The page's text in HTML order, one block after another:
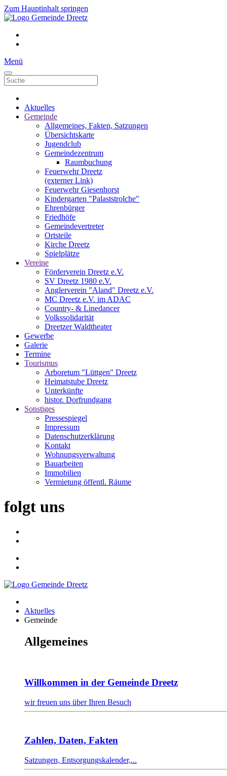
Zum Hauptinhalt springen
Menü
Aktuelles
Gemeinde
Allgemeines, Fakten, Satzungen
Übersichtskarte
Jugendclub
Gemeindezentrum
Raumbuchung
Feuerwehr Dreetz
(externer Link)
Feuerwehr Giesenhorst
Kindergarten "Palaststrolche"
Ehrenbürger
Friedhöfe
Gemeindevertreter
Ortsteile
Kirche Dreetz
Spielplätze
Vereine
Förderverein Dreetz e.V.
SV Dreetz 1980 e.V.
Anglerverein "Aland" Dreetz e.V.
MC Dreetz e.V. im ADAC
Country- & Linedancer
Volkssolidarität
Dreetzer Waldtheater
Gewerbe
Galerie
Termine
Tourismus
Arboretum "Lüttgen" Dreetz
Heimatstube Dreetz
Unterkünfte
histor. Dorfrundgang
Sonstiges
Pressespiegel
Impressum
Datenschutzerklärung
Kontakt
Wohnungsverwaltung
Bauarbeiten
Immobilien
Vermietung öffentl. Räume
folgt uns
Aktuelles
Gemeinde
Allgemeines
Willkommen in der Gemeinde Dreetz
wir freuen uns über Ihren Besuch
Zahlen, Daten, Fakten
Satzungen, Entsorgungskalender,...